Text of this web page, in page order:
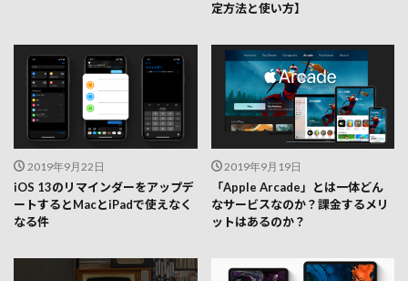
定方法と使い方】
2019年9月22日
iOS 13のリマインダーをアップデ
ートするとMacとiPadで使えなく
なる件
2019年9月19日
「Apple Arcade」とは一体どん
なサービスなのか？課金するメリ
ットはあるのか？